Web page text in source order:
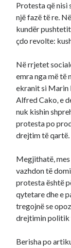
Protesta që nisi
një fazë të re.
kundër
çdo revolte:
Në rrjetet
emra nga më të
ekranit si Marin
Alfred Cako, e
nuk kishin
protesta po
drejtim të qartë.
Megjithatë,
vazhdon të
protesta është
qytetare dhe e
tregojnë se
drejtimin politik
Berisha po